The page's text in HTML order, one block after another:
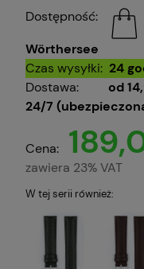
Dostępność:
Wörthersee
Czas wysyłki: 24
Dostawa:
od
24/7
Cena:
zawiera 23% VAT
W tej serii również: